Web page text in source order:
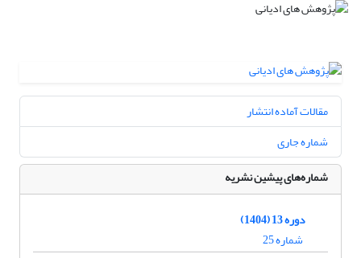
مقالات آماده انتشار
شماره جاری
شماره‌های پیشین نشریه
دوره 13 (1404)
شماره 25